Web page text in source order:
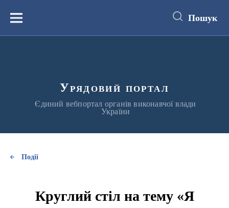
вмістуМеню Пошук
Урядовий портал
Єдиний вебпортал органів виконавчої влади
України
Події
Круглий стіл на тему «Я